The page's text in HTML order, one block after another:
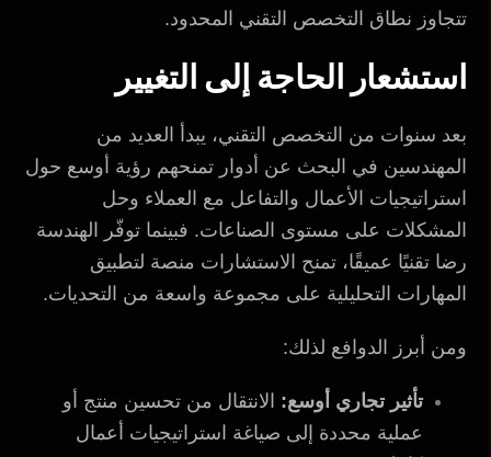
تتجاوز نطاق التخصص التقني المحدود.
استشعار الحاجة إلى التغيير
بعد سنوات من التخصص التقني، يبدأ العديد من
المهندسين في البحث عن أدوار تمنحهم رؤية أوسع حول
استراتيجيات الأعمال والتفاعل مع العملاء وحل
المشكلات على مستوى الصناعات. فبينما توفّر الهندسة
رضا تقنيًا عميقًا، تمنح الاستشارات منصة لتطبيق
المهارات التحليلية على مجموعة واسعة من التحديات.
ومن أبرز الدوافع لذلك:
تأثير تجاري أوسع: الانتقال من تحسين منتج أو
عملية محددة إلى صياغة استراتيجيات أعمال